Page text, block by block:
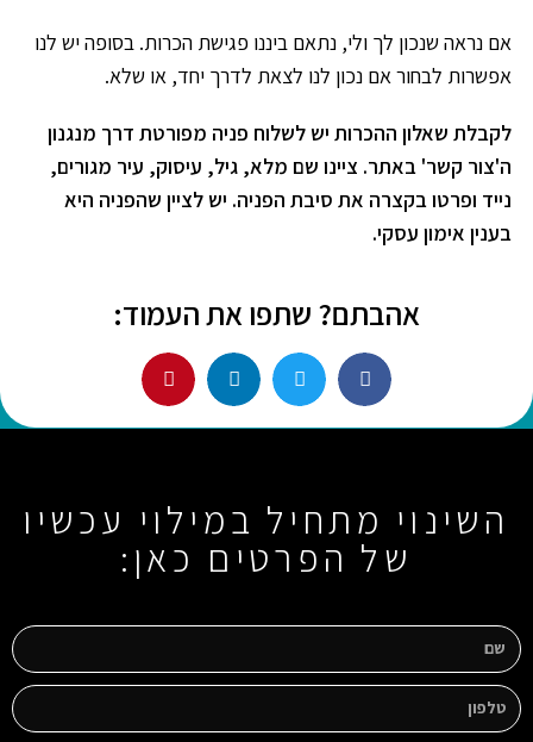
אם נראה שנכון לך ולי, נתאם ביננו פגישת הכרות. בסופה יש לנו
אפשרות לבחור אם נכון לנו לצאת לדרך יחד, או שלא.
לקבלת שאלון ההכרות יש לשלוח פניה מפורטת דרך מנגנון
ה'צור קשר' באתר. ציינו שם מלא, גיל, עיסוק, עיר מגורים,
נייד ופרטו בקצרה את סיבת הפניה. יש לציין שהפניה היא
בענין אימון עסקי.
אהבתם? שתפו את העמוד:
השינוי מתחיל במילוי עכשיו
של הפרטים כאן: